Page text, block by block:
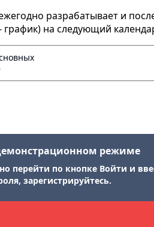
разрабатывает и
график) на следующий
режиме
перейти по кнопке Войти и
зарегистрируйтесь.